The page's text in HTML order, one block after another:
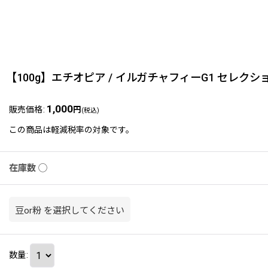
【100g】エチオピア / イルガチャフィーG1 セレクシ
販売価格: 1,000円 (税込)
この商品は軽減税率の対象です。
在庫数 ◯
豆or粉 を選択してください
数量: